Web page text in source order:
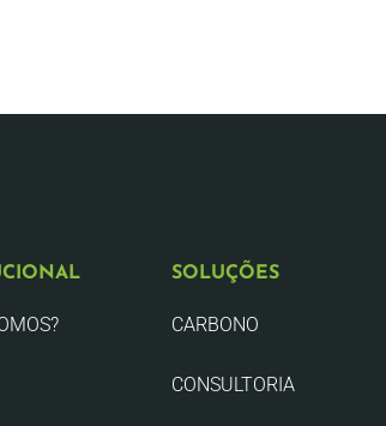
SOLUÇÕES
CARBONO
CONSULTORIA